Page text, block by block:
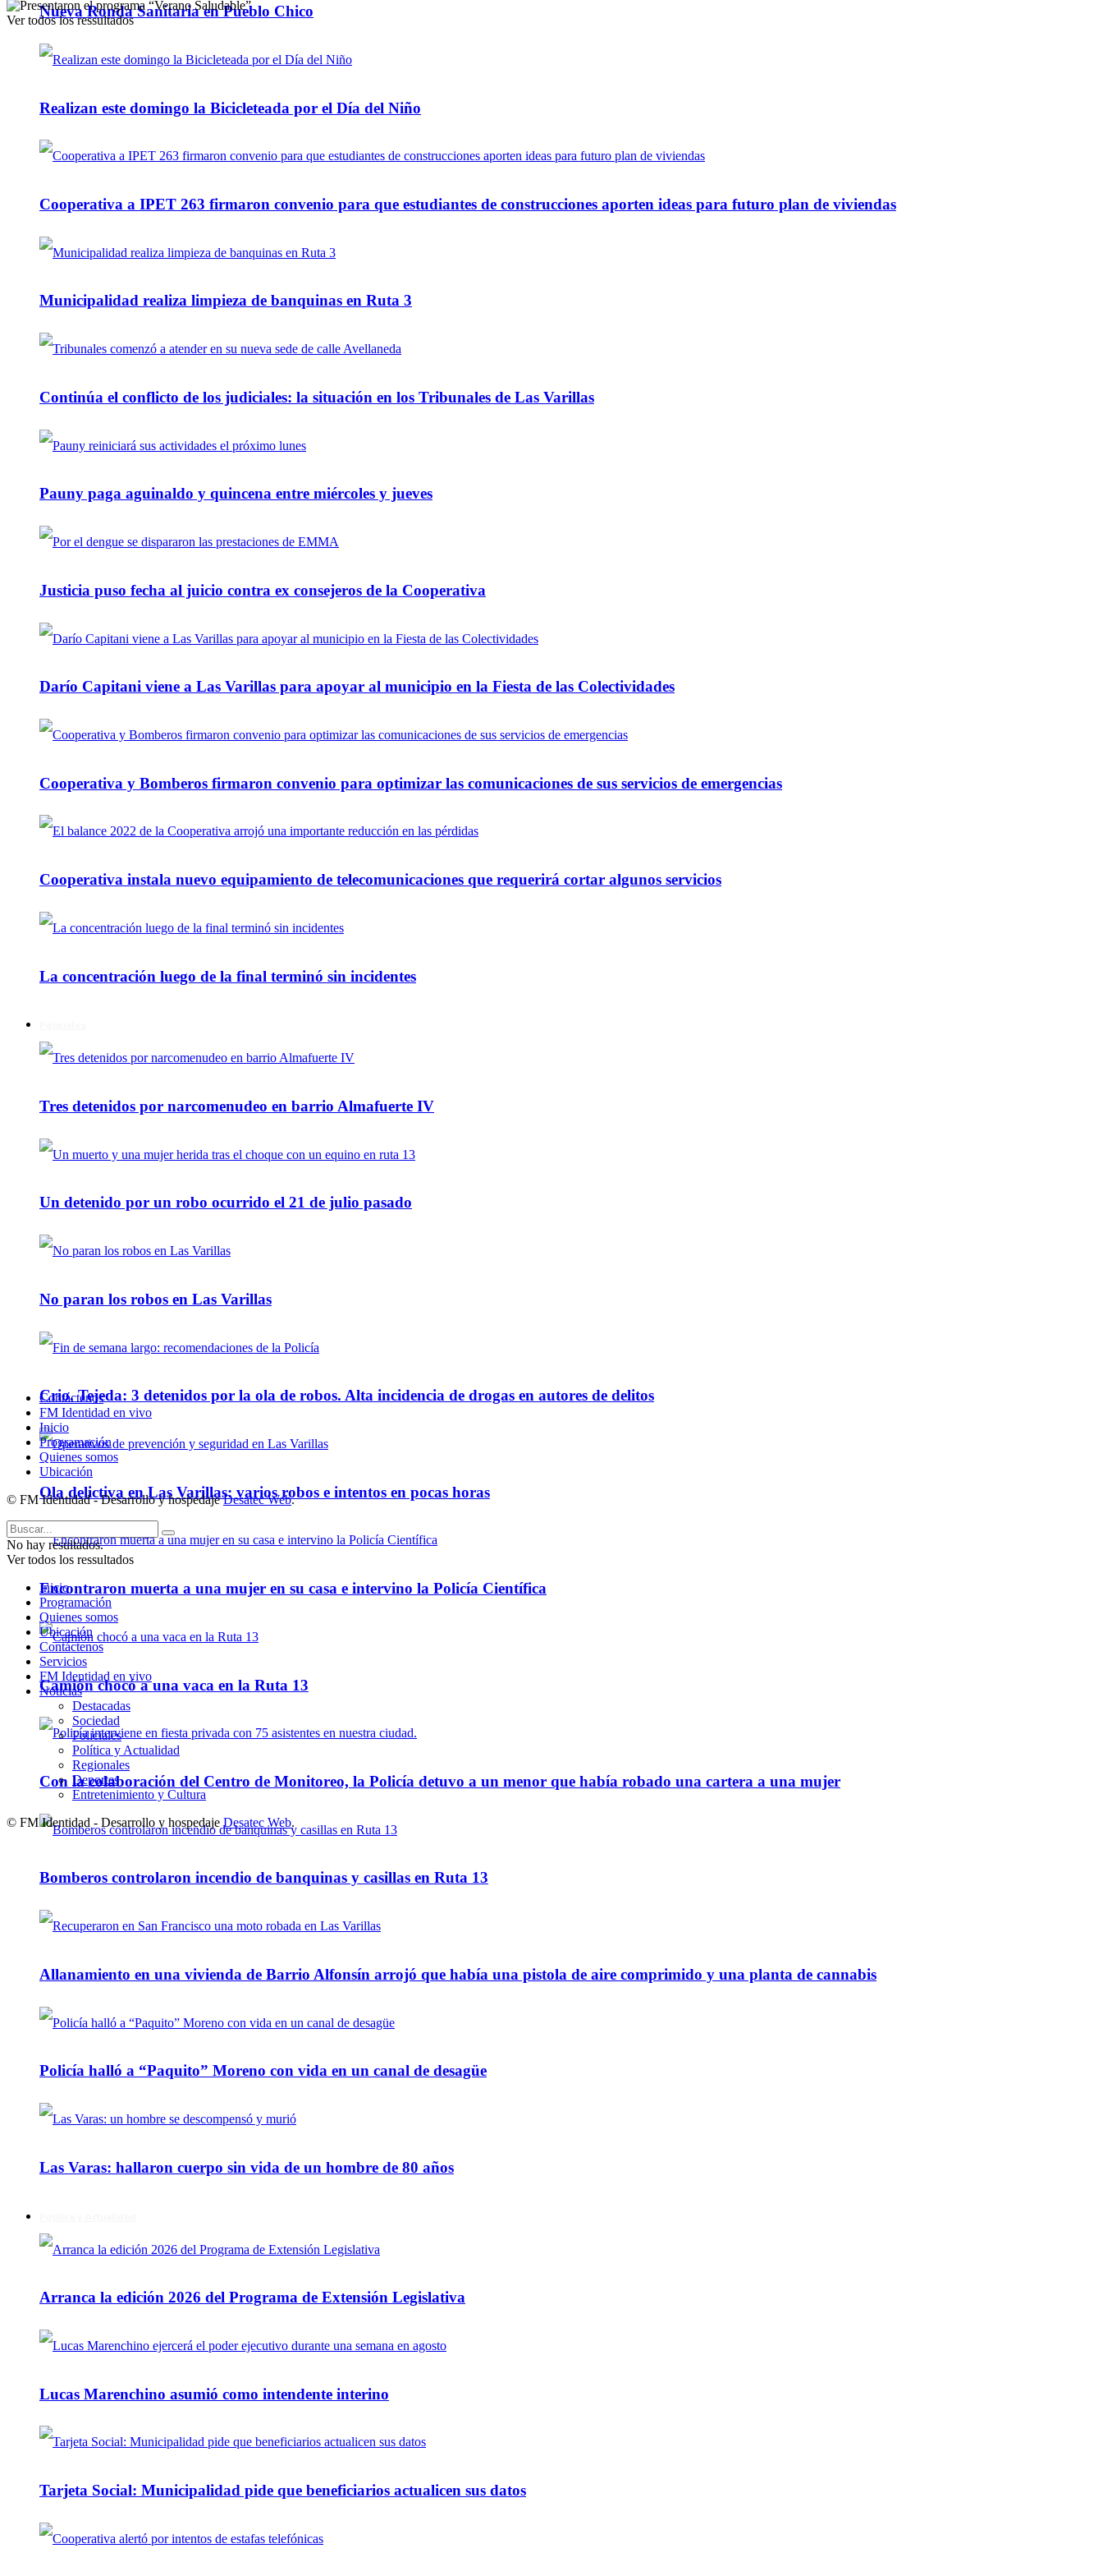
Nueva Ronda Sanitaria en Pueblo Chico
Realizan este domingo la Bicicleteada por el Día del Niño
Cooperativa a IPET 263 firmaron convenio para que estudiantes de construcciones aporten ideas para futuro plan de viviendas
Municipalidad realiza limpieza de banquinas en Ruta 3
Continúa el conflicto de los judiciales: la situación en los Tribunales de Las Varillas
Pauny paga aguinaldo y quincena entre miércoles y jueves
Justicia puso fecha al juicio contra ex consejeros de la Cooperativa
Darío Capitani viene a Las Varillas para apoyar al municipio en la Fiesta de las Colectividades
Cooperativa y Bomberos firmaron convenio para optimizar las comunicaciones de sus servicios de emergencias
Cooperativa instala nuevo equipamiento de telecomunicaciones que requerirá cortar algunos servicios
La concentración luego de la final terminó sin incidentes
Tres detenidos por narcomenudeo en barrio Almafuerte IV
Un detenido por un robo ocurrido el 21 de julio pasado
No paran los robos en Las Varillas
Crio. Tejeda: 3 detenidos por la ola de robos. Alta incidencia de drogas en autores de delitos
Ola delictiva en Las Varillas: varios robos e intentos en pocas horas
Encontraron muerta a una mujer en su casa e intervino la Policía Científica
Camión chocó a una vaca en la Ruta 13
Con la colaboración del Centro de Monitoreo, la Policía detuvo a un menor que había robado una cartera a una mujer
Bomberos controlaron incendio de banquinas y casillas en Ruta 13
Allanamiento en una vivienda de Barrio Alfonsín arrojó que había una pistola de aire comprimido y una planta de cannabis
Policía halló a “Paquito” Moreno con vida en un canal de desagüe
Las Varas: hallaron cuerpo sin vida de un hombre de 80 años
Arranca la edición 2026 del Programa de Extensión Legislativa
Lucas Marenchino asumió como intendente interino
Tarjeta Social: Municipalidad pide que beneficiarios actualicen sus datos
Ver todos los ressultados
Contáctenos
FM Identidad en vivo
Inicio
Programación
Quienes somos
Ubicación
© FM Identidad - Desarrollo y hospedajeDesatec Web.
No hay resultados.
Ver todos los ressultados
Inicio
Programación
Quienes somos
Ubicación
Contáctenos
Servicios
FM Identidad en vivo
Noticias
Destacadas
Sociedad
Policiales
Política y Actualidad
Regionales
Deportes
Entretenimiento y Cultura
© FM Identidad - Desarrollo y hospedajeDesatec Web.